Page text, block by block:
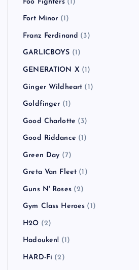
Foo Fighters(1)
Fort Minor (1)
Franz Ferdinand (3)
GARLICBOYS (1)
GENERATION X (1)
Ginger Wildheart (1)
Goldfinger (1)
Good Charlotte (3)
Good Riddance (1)
Green Day (7)
Greta Van Fleet (1)
Guns N' Roses(2)
Gym Class Heroes (1)
H2O (2)
Hadouken! (1)
HARD-Fi (2)